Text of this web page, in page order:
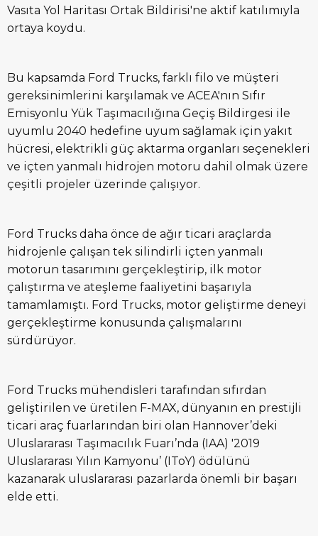
Vasıta Yol Haritası Ortak Bildirisi'ne aktif katılımıyla
ortaya koydu.
Bu kapsamda Ford Trucks, farklı filo ve müşteri
gereksinimlerini karşılamak ve ACEA'nın Sıfır
Emisyonlu Yük Taşımacılığına Geçiş Bildirgesi ile
uyumlu 2040 hedefine uyum sağlamak için yakıt
hücresi, elektrikli güç aktarma organları seçenekleri
ve içten yanmalı hidrojen motoru dahil olmak üzere
çeşitli projeler üzerinde çalışıyor.
Ford Trucks daha önce de ağır ticari araçlarda
hidrojenle çalışan tek silindirli içten yanmalı
motorun tasarımını gerçekleştirip, ilk motor
çalıştırma ve ateşleme faaliyetini başarıyla
tamamlamıştı. Ford Trucks, motor geliştirme deneyi
gerçekleştirme konusunda çalışmalarını
sürdürüyor.
Ford Trucks mühendisleri tarafından sıfırdan
geliştirilen ve üretilen F-MAX, dünyanın en prestijli
ticari araç fuarlarından biri olan Hannover’deki
Uluslararası Taşımacılık Fuarı’nda (IAA) '2019
Uluslararası Yılın Kamyonu’ (IToY) ödülünü
kazanarak uluslararası pazarlarda önemli bir başarı
elde etti.